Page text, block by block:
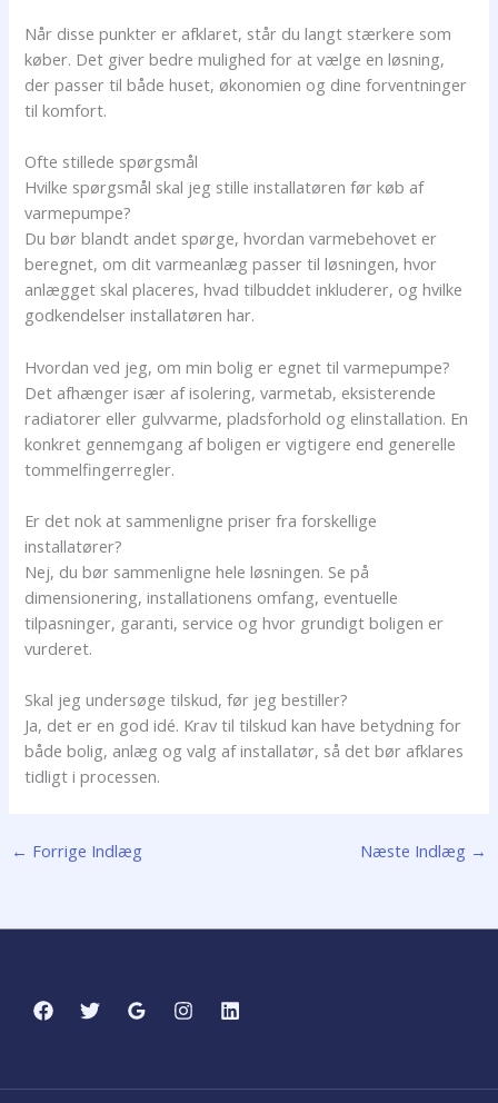
Når disse punkter er afklaret, står du langt stærkere som
køber. Det giver bedre mulighed for at vælge en løsning,
der passer til både huset, økonomien og dine forventninger
til komfort.
Ofte stillede spørgsmål
Hvilke spørgsmål skal jeg stille installatøren før køb af
varmepumpe?
Du bør blandt andet spørge, hvordan varmebehovet er
beregnet, om dit varmeanlæg passer til løsningen, hvor
anlægget skal placeres, hvad tilbuddet inkluderer, og hvilke
godkendelser installatøren har.
Hvordan ved jeg, om min bolig er egnet til varmepumpe?
Det afhænger især af isolering, varmetab, eksisterende
radiatorer eller gulvvarme, pladsforhold og elinstallation. En
konkret gennemgang af boligen er vigtigere end generelle
tommelfingerregler.
Er det nok at sammenligne priser fra forskellige
installatører?
Nej, du bør sammenligne hele løsningen. Se på
dimensionering, installationens omfang, eventuelle
tilpasninger, garanti, service og hvor grundigt boligen er
vurderet.
Skal jeg undersøge tilskud, før jeg bestiller?
Ja, det er en god idé. Krav til tilskud kan have betydning for
både bolig, anlæg og valg af installatør, så det bør afklares
tidligt i processen.
← Forrige Indlæg Næste Indlæg →